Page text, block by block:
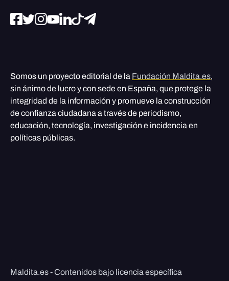
Somos un proyecto editorial de la Fundación Maldita.es,
sin ánimo de lucro y con sede en España, que protege la
integridad de la información y promueve la construcción
de confianza ciudadana a través de periodismo,
educación, tecnología, investigación e incidencia en
políticas públicas.
Maldita.es - Contenidos bajo licencia específica